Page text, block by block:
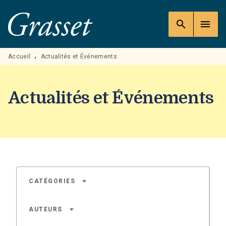
MENU RECHERCHE
PIED DE PAGE
search menu
Accueil • Actualités et Événements
Actualités et Événements
CATÉGORIES arrow_drop_down
AUTEURS arrow_drop_down